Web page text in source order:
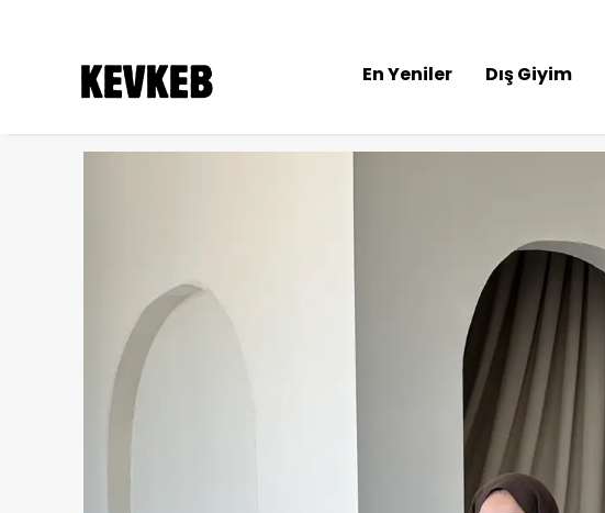
En Yeniler Dış Giyim